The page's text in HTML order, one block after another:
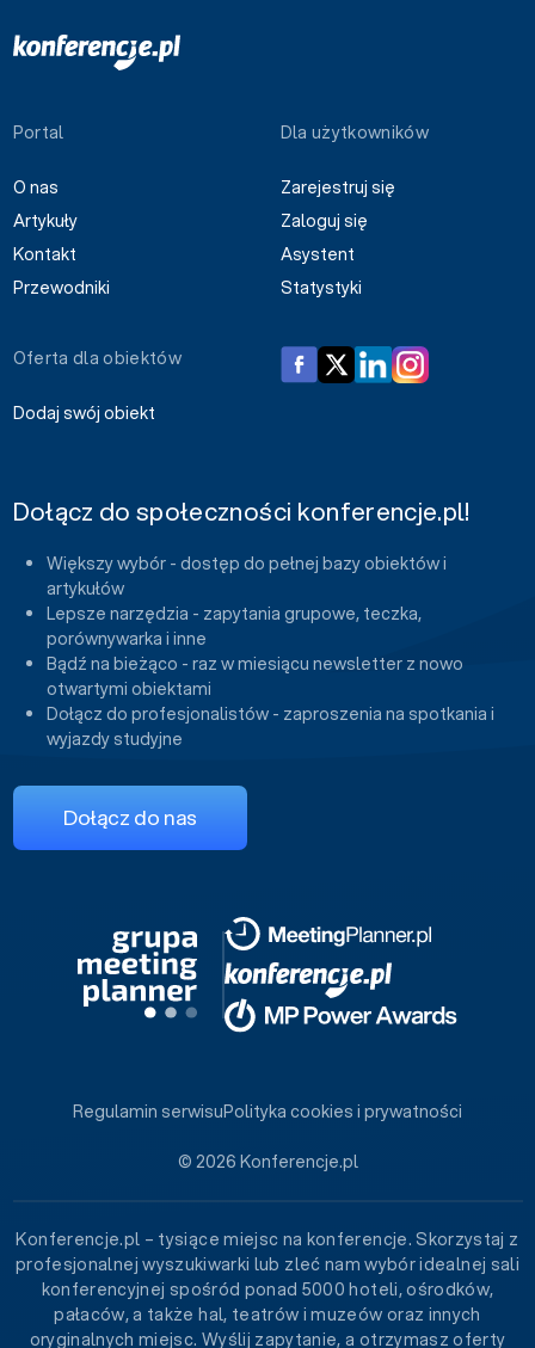
Portal
O nas
Artykuły
Kontakt
Przewodniki
Dla użytkowników
Zarejestruj się
Zaloguj się
Asystent
Statystyki
Oferta dla obiektów
Dodaj swój obiekt
Dołącz do społeczności konferencje.pl!
Większy wybór - dostęp do pełnej bazy obiektów i
artykułów
Lepsze narzędzia - zapytania grupowe, teczka,
porównywarka i inne
Bądź na bieżąco - raz w miesiącu newsletter z nowo
otwartymi obiektami
Dołącz do profesjonalistów - zaproszenia na spotkania i
wyjazdy studyjne
Dołącz do nas
© 2026 Konferencje.pl
Regulamin serwisuPolityka cookies i prywatności
Konferencje.pl – tysiące miejsc na konferencje. Skorzystaj z
profesjonalnej wyszukiwarki lub zleć nam wybór idealnej sali
konferencyjnej spośród ponad 5000 hoteli, ośrodków,
pałaców, a także hal, teatrów i muzeów oraz innych
oryginalnych miejsc. Wyślij zapytanie, a otrzymasz oferty